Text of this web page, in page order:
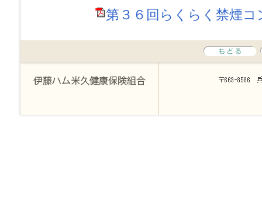
第３６回らくらく禁煙